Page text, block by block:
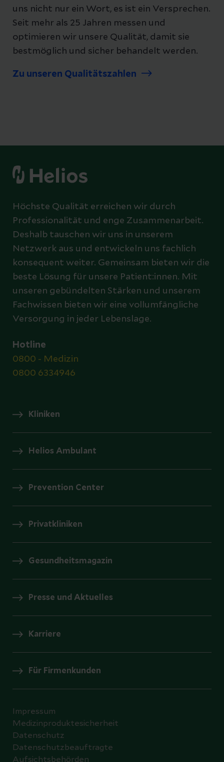
uns nicht nur ein Wort, es ist ein Versprechen.
Seit mehr als 25 Jahren messen und
optimieren wir unsere Qualität, damit sie
bestmöglich und sicher behandelt werden.
Zu unseren Qualitätszahlen
Höchste Qualität erreichen wir durch
Professionalität und enge Zusammenarbeit.
Deshalb tauschen wir uns in unserem
Netzwerk aus und entwickeln uns fachlich
konsequent weiter. Gemeinsam bieten wir die
beste Lösung für unsere Patient:innen. Mit
unseren gebündelten Stärken und unserem
Fachwissen bieten wir eine vollumfängliche
Versorgung in jeder Lebenslage.
Hotline
0800 - Medizin
0800 6334946
Kliniken
Helios Ambulant
Prevention Center
Privatkliniken
Gesundheitsmagazin
Presse und Aktuelles
Karriere
Für Firmenkunden
Impressum
Medizinproduktesicherheit
Datenschutz
Datenschutzbeauftragte
Aufsichtsbehörden